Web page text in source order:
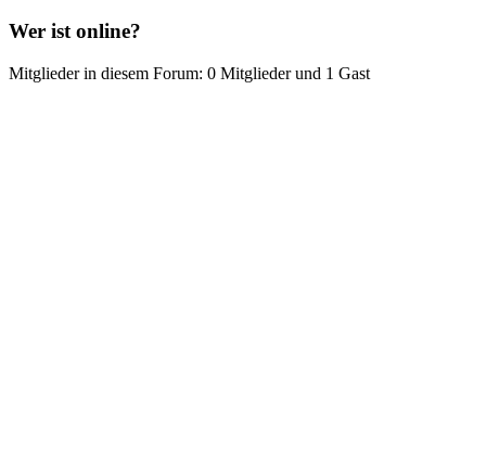
Wer ist online?
Mitglieder in diesem Forum: 0 Mitglieder und 1 Gast